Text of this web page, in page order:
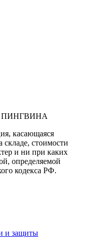
ПИНГВИНА
касающаяся
складе, стоимости
и ни при каких
определяемой
кодекса РФ.
и защиты